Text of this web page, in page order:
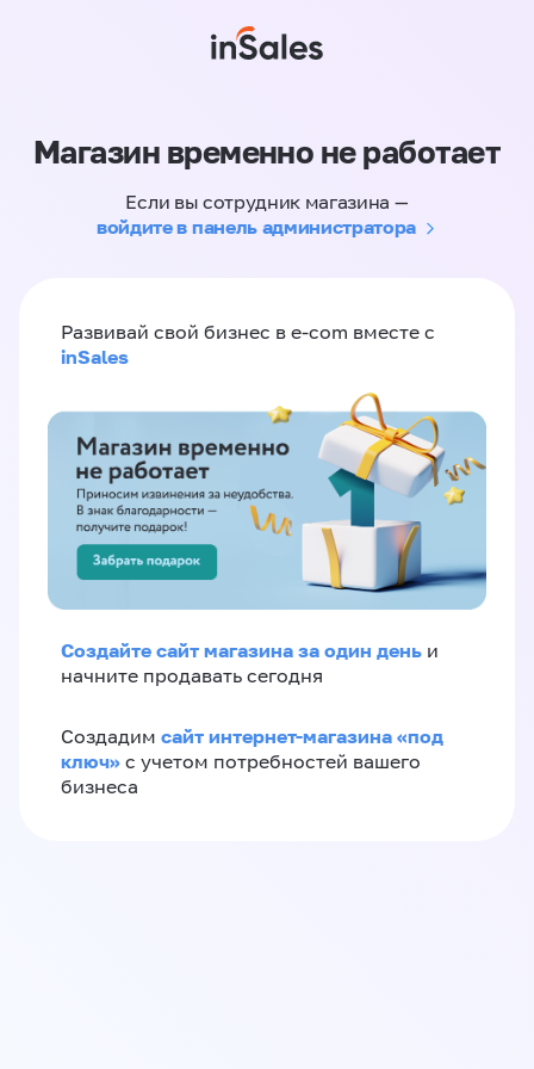
Магазин временно не работает
Если вы сотрудник магазина —
войдите в панель администратора
Развивай свой бизнес в e-com вместе с
inSales
Создайте сайт магазина за один день и
начните продавать сегодня
Создадим сайт интернет-магазина «под
ключ» с учетом потребностей вашего
бизнеса